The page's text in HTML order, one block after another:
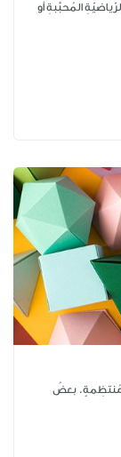
المُحبَّبةِ أو
مُنتظِمةٍ. بعضُ